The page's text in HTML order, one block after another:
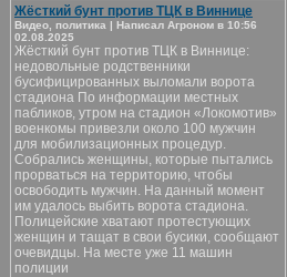
Жёсткий бунт против ТЦК в Виннице
Видео, политика | Написал Агроном в 10:56
02.08.2025
Жёсткий бунт против ТЦК в Виннице:
недовольные родственники
бусифицированных выломали ворота
стадиона По информации местных
пабликов, утром на стадион «Локомотив»
военкомы привезли около 100 мужчин
для мобилизационных процедур.
Собрались женщины, которые пытались
прорваться на территорию, чтобы
освободить мужчин. На данный момент
им удалось выбить ворота стадиона.
Полицейские хватают протестующих
женщин и тащат в свои бусики, сообщают
очевидцы. На месте уже 11 машин
полиции